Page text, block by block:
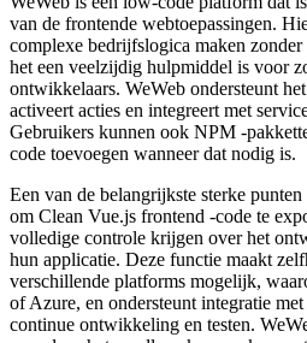
van de frontende webtoepassingen.
complexe bedrijfslogica maken
het een veelzijdig hulpmiddel is voor
ontwikkelaars. WeWeb ondersteunt
activeert acties en integreert met
Gebruikers kunnen ook NPM -
code toevoegen wanneer dat nodig is.
Een van de belangrijkste sterke
om Clean Vue.js frontend -code te
volledige controle krijgen over het
hun applicatie. Deze functie maakt
verschillende platforms mogelijk,
of Azure, en ondersteunt integratie
continue ontwikkeling en testen.